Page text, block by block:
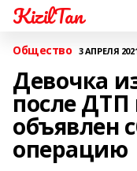
KizilTan
Общество 3 АПРЕЛЯ
Девочка
после
объявлен
операцию